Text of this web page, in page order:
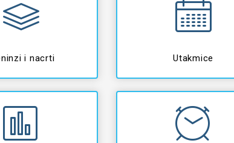
i nacrti Utakmice